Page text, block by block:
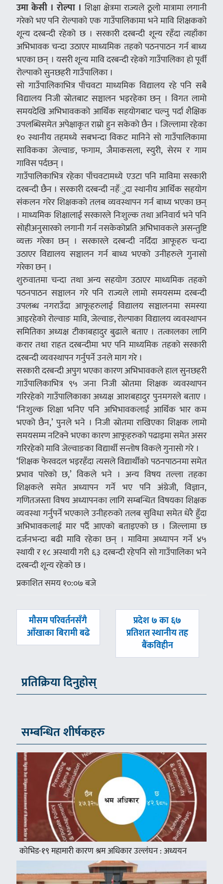
उमा केसी । रोल्पा । शिक्षा क्षेत्रमा राज्यले ठूलो मात्रामा लगानी
गरेको भए पनि रोल्पाको एक गाउँपालिकामा भने मावि शिक्षकको
शून्य दरबन्दी रहेको छ । सरकारी दरबन्दी शून्य रहँदा त्यहाँका
अभिभावक चन्दा उठाएर माध्यमिक तहको पठनपाठन गर्न बाध्य
भएका छन् । यसरी शून्य मावि दरबन्दी रहेको गाउँपालिका हो पूर्वी
रोल्पाको सुनछहरी गाउँपालिका ।
सो गाउँपालिकाभित्र पाँचवटा माध्यमिक विद्यालय रहे पनि सबै
विद्यालय निजी स्रोतबाट सञ्चालन भइरहेका छन् । विगत लामो
समयदेखि अभिभावकको आर्थिक सहयोगबाट चल्नु पर्दा शैक्षिक
उपलब्धिसमेत अपेक्षाकृत राम्रो हुन सकेको छैन । जिल्लामा रहेका
१० स्थानीय तहमध्ये सबभन्दा विकट मानिने सो गाउँपालिकामा
साविकका जेल्वाङ, फगाम, जैमाकसला, स्युरी, सेरम र गाम
गाविस पर्दछन् ।
गाउँपालिकाभित्र रहेका पाँचवटामध्ये एउटा पनि माविमा सरकारी
दरबन्दी छैन । सरकारी दरबन्दी नहँुदा स्थानीय आर्थिक सहयोग
संकलन गरेर शिक्षकको तलब व्यवस्थापन गर्न बाध्य भएका छन्
। माध्यमिक शिक्षालाई सरकारले निःशुल्क तथा अनिवार्य भने पनि
सोहीअनुसारको लगानी गर्न नसकेकोप्रति अभिभावकले असन्तुष्टि
व्यक्त गरेका छन् । सरकारले दरबन्दी नदिँदा आफूहरु चन्दा
उठाएर विद्यालय सञ्चालन गर्न बाध्य भएको उनीहरुले गुनासो
गरेका छन् ।
शुरुवातमा चन्दा तथा अन्य सहयोग उठाएर माध्यमिक तहको
पठनपाठन सञ्चालन गरे पनि राज्यले लामो समयसम्म दरबन्दी
उपलब्ध नगराउँदा आफूहरुलाई विद्यालय सञ्चालनमा समस्या
आइरहेको रोल्वाङ मावि, जेल्वाङ, रोल्पाका विद्यालय व्यवस्थापन
समितिका अध्यक्ष टीकाबहादुर बुढाले बताए । तत्कालका लागि
करार तथा राहत दरबन्दीमा भए पनि माध्यमिक तहको सरकारी
दरबन्दी व्यवस्थापन गर्नुपर्ने उनले माग गरे ।
सरकारी दरबन्दी अपुग भएका कारण अभिभावकले हाल सुनछहरी
गाउँपालिकाभित्र ९५ जना निजी स्रोतमा शिक्षक व्यवस्थापन
गरिरहेको गाउँपालिकाका अध्यक्ष आशबहादुर पुनमगरले बताए ।
‘निःशुल्क शिक्षा भनिए पनि अभिभावकलाई आर्थिक भार कम
भएको छैन,’ पुनले भने । निजी स्रोतमा राखिएका शिक्षक लामो
समयसम्म नटिक्ने भएका कारण आफूहरुको पढाइमा समेत असर
गरिरहेको मावि जेल्वाङका विद्यार्थी सन्तोष विकले गुनासो गरे ।
‘शिक्षक फेरवदल भइरहँदा त्यसले विद्यार्थीको पठनपाठनमा समेत
प्रभाव पारेको छ,’ विकले भने । अन्य विषय तल्ला तहका
शिक्षकले समेत अध्यापन गर्ने भए पनि अंग्रेजी, विज्ञान,
गणितजस्ता विषय अध्यापनका लागि सम्बन्धित विषयका शिक्षक
व्यवस्था गर्नुपर्ने भएकाले उनीहरुको तलब सुविधा समेत धेरै हुँदा
अभिभावकलाई मार पर्दै आएको बताइएको छ । जिल्लामा छ
दर्जनभन्दा बढी मावि रहेका छन् । माविमा अध्यापन गर्ने ४५
स्थायी र १८ अस्थायी गरी ६३ दरबन्दी रहेपनि सो गाउँपालिका भने
दरबन्दी शून्य रहेको छ ।
प्रकाशित समय १०:०७ बजे
पछिल्लाे
-
मौसम परिवर्तनसँगै
आँखाका बिरामी बढे
अघिल्लाे
-
प्रदेश ७ का ६७
प्रतिशत स्थानीय तह
बैंकविहीन
प्रतिक्रिया दिनुहोस्
सम्बन्धित शीर्षकहरु
कोभिड-१९ महामारी कारण श्रम अधिकार उल्लंघन : अध्ययन